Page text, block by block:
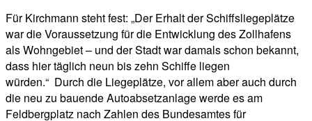
Für Kirchmann steht fest: „Der Erhalt der Schiffsliegeplätze
war die Voraussetzung für die Entwicklung des Zollhafens
als Wohngebiet – und der Stadt war damals schon bekannt,
dass hier täglich neun bis zehn Schiffe liegen
würden.“ Durch die Liegeplätze, vor allem aber auch durch
die neu zu bauende Autoabsetzanlage werde es am
Feldbergplatz nach Zahlen des Bundesamtes für